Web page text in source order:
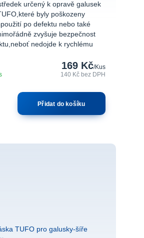
určený k opravě galusek
byly poškozeny
po defektu nebo také
zvyšuje bezpečnost
nedojde k rychlému
169 Kč/Kus
140 Kč bez DPH
Přidat do košíku